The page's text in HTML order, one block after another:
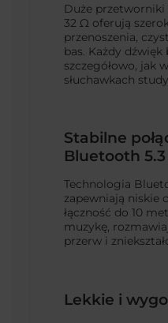
Duże
32 Ω oferują
przenoszenia,
bas. Każdy
szczegółowo, jak
słuchawkach
Stabilne
Bluetooth 5.3
Technologia
zapewniają niskie
łączność do 10
muzykę,
przerw i
Lekkie i